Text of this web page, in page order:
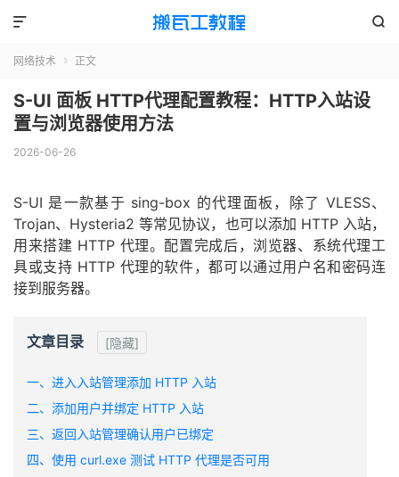


网络技术  正文
S-UI 面板 HTTP代理配置教程：HTTP入站设
置与浏览器使用方法
2026-06-26
S-UI 是一款基于 sing-box 的代理面板，除了 VLESS、
Trojan、Hysteria2 等常见协议，也可以添加 HTTP 入站，
用来搭建 HTTP 代理。配置完成后，浏览器、系统代理工
具或支持 HTTP 代理的软件，都可以通过用户名和密码连
接到服务器。
文章目录 [隐藏]
一、进入入站管理添加 HTTP 入站
二、添加用户并绑定 HTTP 入站
三、返回入站管理确认用户已绑定
四、使用 curl.exe 测试 HTTP 代理是否可用